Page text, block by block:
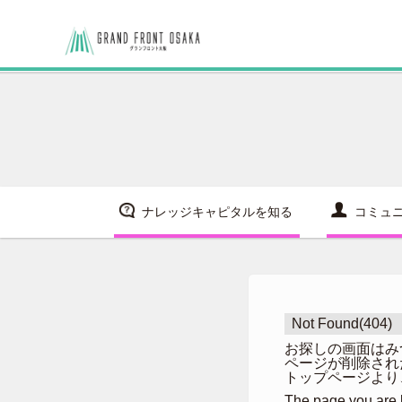
ナレッジキャピタルを知る コミュ
Not Found(404)
お探しの画面は
ページが削除さ
トップページよ